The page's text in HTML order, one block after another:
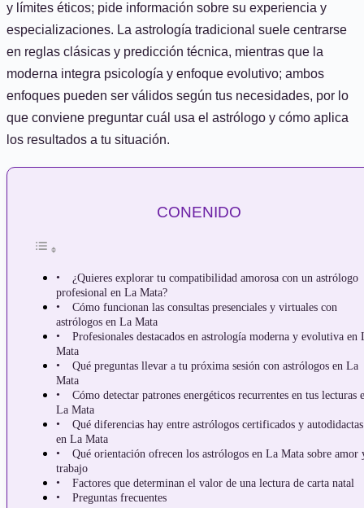
y límites éticos; pide información sobre su experiencia y
especializaciones. La astrología tradicional suele centrarse
en reglas clásicas y predicción técnica, mientras que la
moderna integra psicología y enfoque evolutivo; ambos
enfoques pueden ser válidos según tus necesidades, por lo
que conviene preguntar cuál usa el astrólogo y cómo aplica
los resultados a tu situación.
CONENIDO
¿Quieres explorar tu compatibilidad amorosa con un astrólogo
profesional en La Mata?
Cómo funcionan las consultas presenciales y virtuales con
astrólogos en La Mata
Profesionales destacados en astrología moderna y evolutiva en
Mata
Qué preguntas llevar a tu próxima sesión con astrólogos en La
Mata
Cómo detectar patrones energéticos recurrentes en tus lecturas
La Mata
Qué diferencias hay entre astrólogos certificados y autodidactas
en La Mata
Qué orientación ofrecen los astrólogos en La Mata sobre amor
trabajo
Factores que determinan el valor de una lectura de carta natal
Preguntas frecuentes